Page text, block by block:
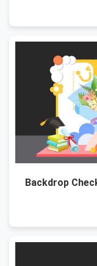
Backdrop